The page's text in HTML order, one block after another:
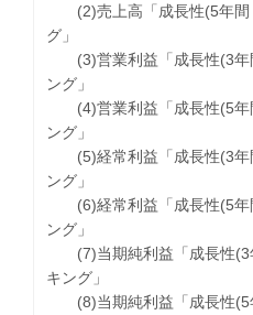
(2)売上高「成長性(5年間
グ」
(3)営業利益「成長性(3年
ング」
(4)営業利益「成長性(5年
ング」
(5)経常利益「成長性(3年
ング」
(6)経常利益「成長性(5年
ング」
(7)当期純利益「成長性(3
キング」
(8)当期純利益「成長性(5